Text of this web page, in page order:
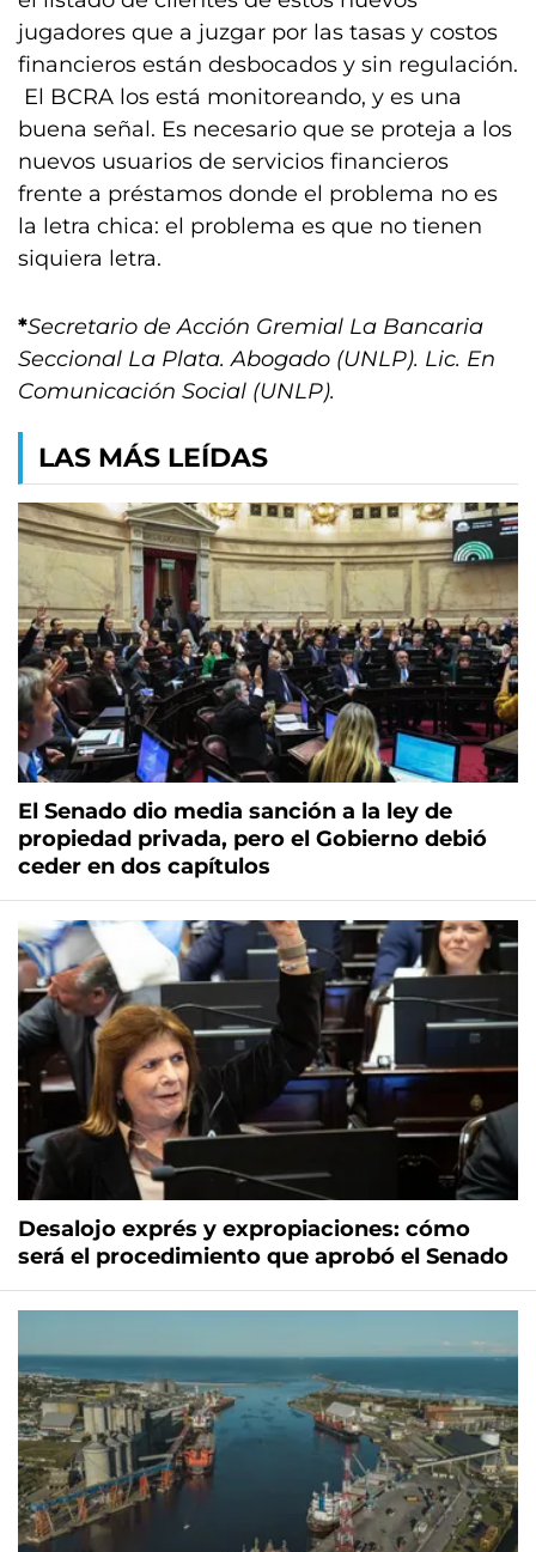
jugadores que a juzgar por las tasas y costos
financieros están desbocados y sin regulación.
El BCRA los está monitoreando, y es una
buena señal. Es necesario que se proteja a los
nuevos usuarios de servicios financieros
frente a préstamos donde el problema no es
la letra chica: el problema es que no tienen
siquiera letra.
*Secretario de Acción Gremial La Bancaria
Seccional La Plata. Abogado (UNLP). Lic. En
Comunicación Social (UNLP).
LAS MÁS LEÍDAS
El Senado dio media sanción a la ley de
propiedad privada, pero el Gobierno debió
ceder en dos capítulos
Desalojo exprés y expropiaciones: cómo
será el procedimiento que aprobó el Senado